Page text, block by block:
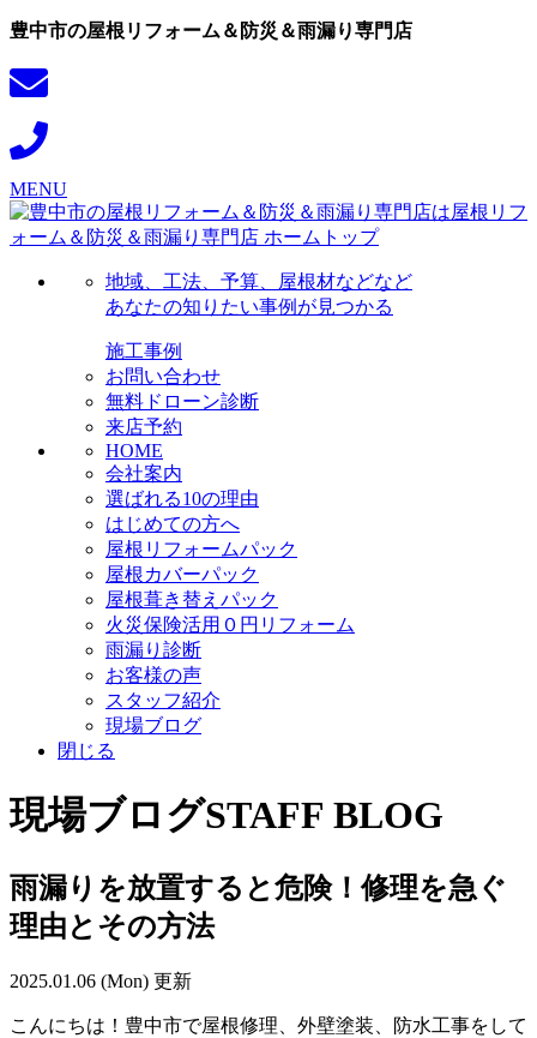
豊中市の屋根リフォーム＆防災＆雨漏り専門店
MENU
地域、工法、予算、屋根材などなど
あなたの知りたい事例が見つかる
施工事例
お問い合わせ
無料ドローン診断
来店予約
HOME
会社案内
選ばれる10の理由
はじめての方へ
屋根リフォームパック
屋根カバーパック
屋根葺き替えパック
火災保険活用０円リフォーム
雨漏り診断
お客様の声
スタッフ紹介
現場ブログ
閉じる
現場ブログSTAFF BLOG
雨漏りを放置すると危険！修理を急ぐ
理由とその方法
2025.01.06 (Mon) 更新
こんにちは！ 豊中市で屋根修理、外壁塗装、防水工事をして